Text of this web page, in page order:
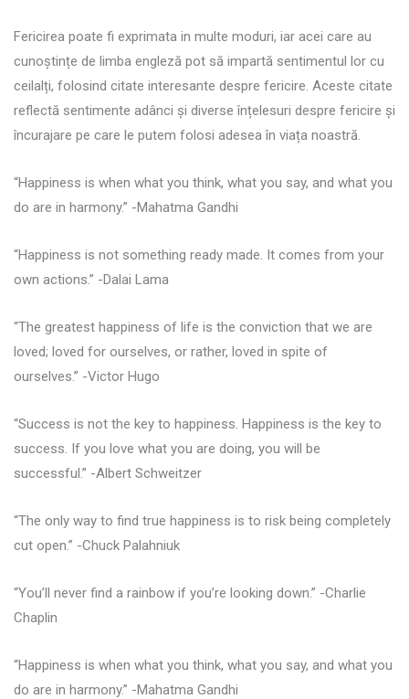
Fericirea poate fi exprimata in multe moduri, iar acei care au
cunoștințe de limba engleză pot să impartă sentimentul lor cu
ceilalți, folosind citate interesante despre fericire. Aceste citate
reflectă sentimente adânci și diverse înțelesuri despre fericire și
încurajare pe care le putem folosi adesea în viața noastră.
“Happiness is when what you think, what you say, and what you
do are in harmony.” -Mahatma Gandhi
“Happiness is not something ready made. It comes from your
own actions.” -Dalai Lama
“The greatest happiness of life is the conviction that we are
loved; loved for ourselves, or rather, loved in spite of
ourselves.” -Victor Hugo
“Success is not the key to happiness. Happiness is the key to
success. If you love what you are doing, you will be
successful.” -Albert Schweitzer
“The only way to find true happiness is to risk being completely
cut open.” -Chuck Palahniuk
“You’ll never find a rainbow if you’re looking down.” -Charlie
Chaplin
“Happiness is when what you think, what you say, and what you
do are in harmony.” -Mahatma Gandhi